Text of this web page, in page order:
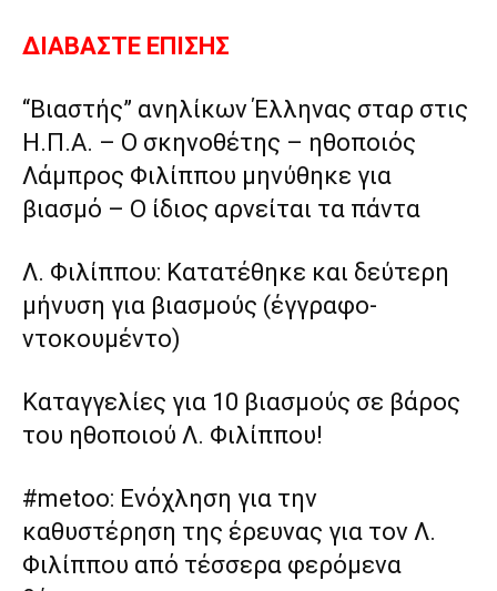
ΔΙΑΒΑΣΤΕ ΕΠΙΣΗΣ
“Βιαστής” ανηλίκων Έλληνας σταρ στις
Η.Π.Α. – Ο σκηνοθέτης – ηθοποιός
Λάμπρος Φιλίππου μηνύθηκε για
βιασμό – Ο ίδιος αρνείται τα πάντα
Λ. Φιλίππου: Κατατέθηκε και δεύτερη
μήνυση για βιασμούς (έγγραφο-
ντοκουμέντο)
Καταγγελίες για 10 βιασμούς σε βάρος
του ηθοποιού Λ. Φιλίππου!
#metoo: Ενόχληση για την
καθυστέρηση της έρευνας για τον Λ.
Φιλίππου από τέσσερα φερόμενα